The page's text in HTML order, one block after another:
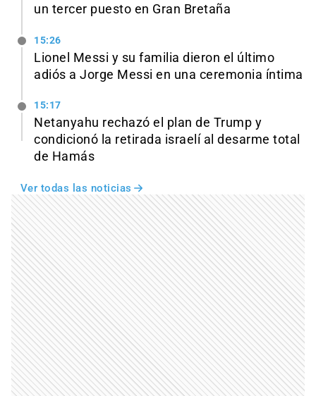
un tercer puesto en Gran Bretaña
15:26
Lionel Messi y su familia dieron el último
adiós a Jorge Messi en una ceremonia íntima
15:17
Netanyahu rechazó el plan de Trump y
condicionó la retirada israelí al desarme total
de Hamás
Ver todas las noticias